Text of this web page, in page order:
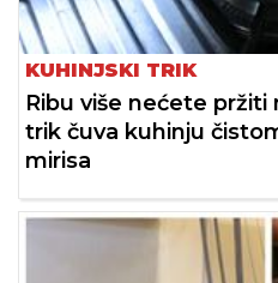
KUHINJSKI TRIK
Ribu više nećete pržiti
trik čuva kuhinju
mirisa